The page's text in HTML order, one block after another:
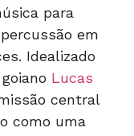
para
em
Idealizado
Lucas
central
como uma